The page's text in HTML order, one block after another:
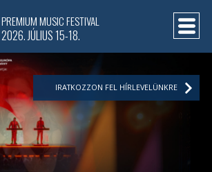
PREMIUM MUSIC FESTIVAL
2026. JÚLIUS 15-18.
IRATKOZZON FEL HÍRLEVELÜNKRE